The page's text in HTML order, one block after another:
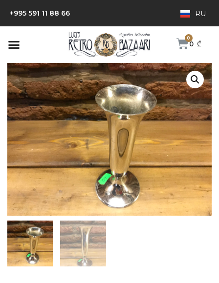
+995 591 11 88 66 RU
0 ₾